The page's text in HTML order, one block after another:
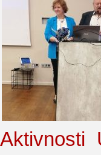
Aktivnosti